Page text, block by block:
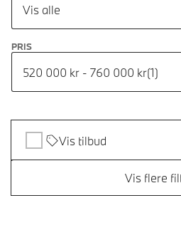
Vis alle
PRIS
520 000 kr - 760 000 kr(1)
Vis tilbud
Vis flere